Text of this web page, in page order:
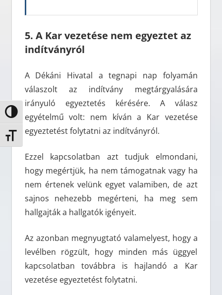
Nagy kontraszt váltása
Betűméret váltása
5. A Kar vezetése nem egyeztet az
indítványról
A Dékáni Hivatal a tegnapi nap folyamán
válaszolt az indítvány megtárgyalására
irányuló egyeztetés kérésére. A válasz
egyételmű volt: nem kíván a Kar vezetése
egyeztetést folytatni az indítványról.
Ezzel kapcsolatban azt tudjuk elmondani,
hogy megértjük, ha nem támogatnak vagy ha
nem értenek velünk egyet valamiben, de azt
sajnos nehezebb megérteni, ha meg sem
hallgajták a hallgatók igényeit.
Az azonban megnyugtató valamelyest, hogy a
levélben rögzült, hogy minden más üggyel
kapcsolatban továbbra is hajlandó a Kar
vezetése egyeztetést folytatni.